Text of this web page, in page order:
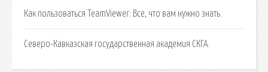
Как пользоваться TeamViewer: Все, что вам нужно знать.
Северо-Кавказская государственная академия СКГА.